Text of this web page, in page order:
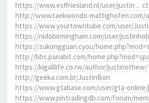
https://www.esffriesland.nl/user/justin ...
http://www.taekwondo-mattighofen.com/
https://www.yourtowntube.com/user/
https://nidobirmingham.com/user/
https://zukongguan.cyou/
http://bbs.panabit.com/
https://kigalilife.co.rw/author/justinothew/
http://geeka.com.br/JustinBon
https://www.gtabase.com/user/gta-
https://www.pintradingdb.com/forum/